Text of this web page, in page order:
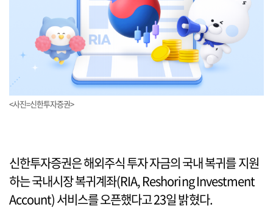
<사진=신한투자증권>
신한투자증권은 해외주식 투자 자금의 국내 복귀를 지원
하는 국내시장 복귀계좌(RIA, Reshoring Investment
Account) 서비스를 오픈했다고 23일 밝혔다.